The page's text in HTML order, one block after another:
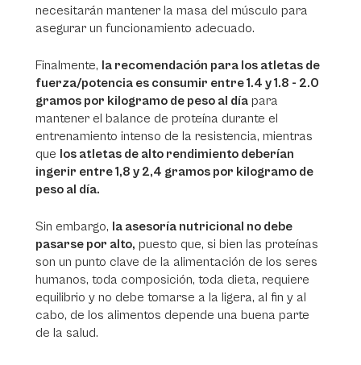
necesitarán mantener la masa del músculo para
asegurar un funcionamiento adecuado.
Finalmente, la recomendación para los atletas de
fuerza/potencia es consumir entre 1.4 y 1.8 - 2.0
gramos por kilogramo de peso al día para
mantener el balance de proteína durante el
entrenamiento intenso de la resistencia, mientras
que los atletas de alto rendimiento deberían
ingerir entre 1,8 y 2,4 gramos por kilogramo de
peso al día.
Sin embargo, la asesoría nutricional no debe
pasarse por alto, puesto que, si bien las proteínas
son un punto clave de la alimentación de los seres
humanos, toda composición, toda dieta, requiere
equilibrio y no debe tomarse a la ligera, al fin y al
cabo, de los alimentos depende una buena parte
de la salud.